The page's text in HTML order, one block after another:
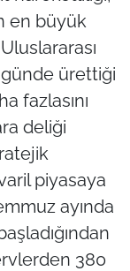
en büyük
ürettiği
fazlasını
deliği
piyasaya
ayında
380